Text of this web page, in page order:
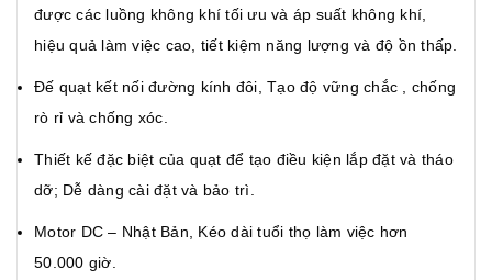
được các luồng không khí tối ưu và áp suất không khí,
hiệu quả làm việc cao, tiết kiệm năng lượng và độ ồn thấp.
Đế quạt kết nối đường kính đôi, Tạo độ vững chắc , chống
rò rỉ và chống xóc.
Thiết kế đặc biệt của quạt để tạo điều kiện lắp đặt và tháo
dỡ; Dễ dàng cài đặt và bảo trì.
Motor DC – Nhật Bản, Kéo dài tuổi thọ làm việc hơn
50.000 giờ.